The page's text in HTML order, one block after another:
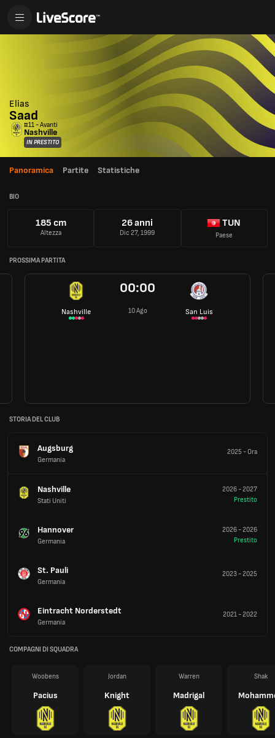
Elias
Saad
#11 - Avanti
Nashville
IN PRESTITO
Panoramica Partite Statistiche
BIO
185 cm
Altezza
26 anni
Dic 27, 1999
TUN
Paese
PROSSIMA PARTITA
Nashville
00:00
10 Ago San Luis
STORIA DEL CLUB
Augsburg
Germania
2025 -Ora
Nashville
Stati Uniti
2026-2027
Prestito
Hannover
Germania
2026-2026
Prestito
St. Pauli
Germania
2023-2025
Eintracht Norderstedt
Germania
2021-2022
COMPAGNI DI SQUADRA
Woobens
Pacius
Jordan
Knight
Warren
Madrigal
Shak